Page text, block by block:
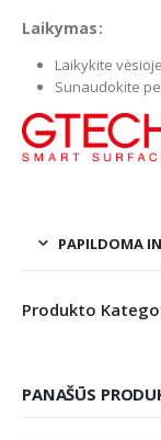
Laikymas:
Laikykite
Sunaudokite
PAPILDOMA
Produkto
PANAŠŪS